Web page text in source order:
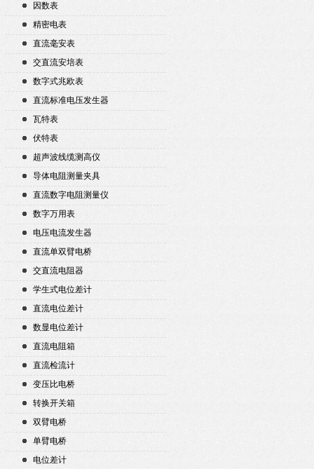
因数表
精密电表
直流毫安表
交直流安培表
数字式兆欧表
直流标准电压发生器
瓦特表
伏特表
超声波线缆测高仪
导体电阻测量夹具
直流数字电阻测量仪
数字万用表
电压电流发生器
直流单双臂电桥
交直流电阻器
学生式电位差计
直流电位差计
数显电位差计
直流电阻箱
直流检流计
变压比电桥
转换开关箱
双臂电桥
单臂电桥
电位差计